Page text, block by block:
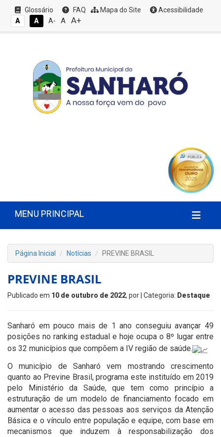
Glossário FAQ Mapa do Site
Acessibilidade
A
A A- A A+
MENU PRINCIPAL
Página Inicial Notícias PREVINE BRASIL
PREVINE BRASIL
Publicado em 10 de outubro de 2022, por | Categoria: Destaque
Sanharó em pouco mais de 1 ano conseguiu avançar 49
posições no ranking estadual e hoje ocupa o 8º lugar entre
os 32 municípios que compõem a IV região de saúde.
O município de Sanharó vem mostrando crescimento
quanto ao Previne Brasil, programa este instituído em 2019
pelo Ministério da Saúde, que tem como princípio a
estruturação de um modelo de financiamento focado em
aumentar o acesso das pessoas aos serviços da Atenção
Básica e o vínculo entre população e equipe, com base em
mecanismos que induzem à responsabilização dos